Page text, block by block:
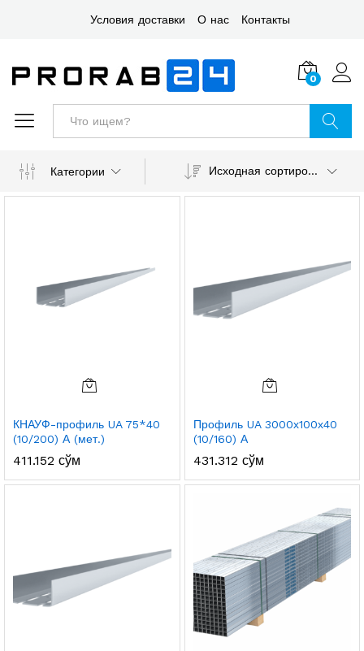
Условия доставки О нас Контакты
0
Категории
Исходная сортировка
КНАУФ-профиль UA 75*40
(10/200) А (мет.)
411.152 сўм
Профиль UA 3000х100х40
(10/160) А
431.312 сўм